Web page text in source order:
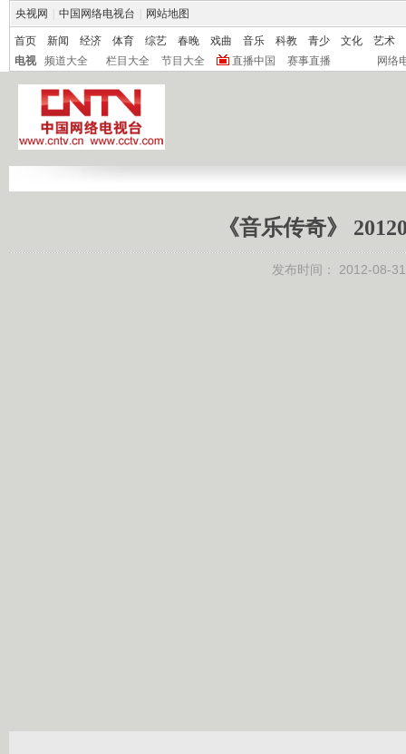
央视网 中国网络电视台 网站地图
首页 新闻 经济 体育 综艺 春晚 戏曲 音乐 科教 青少 文化
艺术
电视
频道大全 栏目大全 节目大全 直播中国 赛事直播 网络
《音乐传奇》
发布时间： 2012-08-